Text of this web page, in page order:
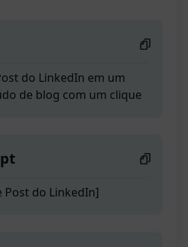
do LinkedIn em um
de blog com um clique
Post do LinkedIn]